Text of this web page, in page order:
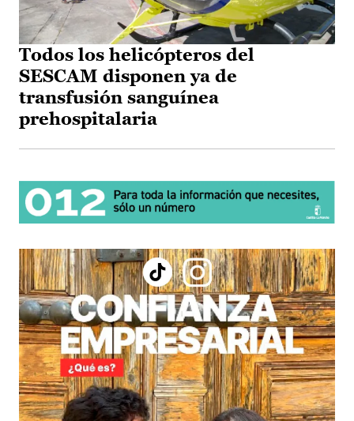
Todos los helicópteros del
SESCAM disponen ya de
transfusión sanguínea
prehospitalaria